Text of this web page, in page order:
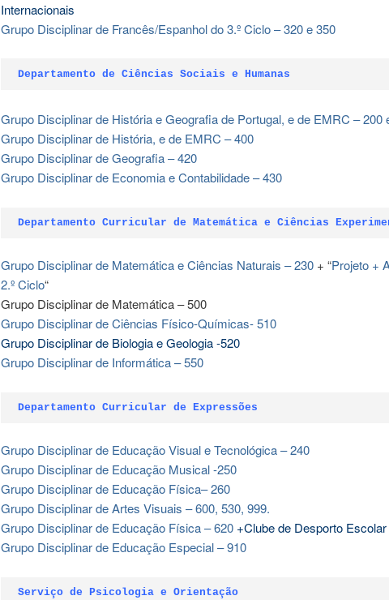
Internacionais
Grupo Disciplinar de Francês/Espanhol do 3.º Ciclo – 320 e 350
Departamento de Ciências Sociais e Humanas
Grupo Disciplinar de História e Geografia de Portugal, e de EMRC – 200
Grupo Disciplinar de História, e de EMRC – 400
Grupo Disciplinar de Geografia – 420
Grupo Disciplinar de Economia e Contabilidade – 430
Departamento Curricular de Matemática e Ciências
Grupo Disciplinar de Matemática e Ciências Naturais – 230 + “Projeto +
2.º Ciclo“
Grupo Disciplinar de Matemática – 500
Grupo Disciplinar de Ciências Físico-Químicas- 510
Grupo Disciplinar de Biologia e Geologia -520
Grupo Disciplinar de Informática – 550
Departamento Curricular de Expressões
Grupo Disciplinar de Educação Visual e Tecnológica – 240
Grupo Disciplinar de Educação Musical -250
Grupo Disciplinar de Educação Física– 260
Grupo Disciplinar de Artes Visuais – 600, 530, 999.
Grupo Disciplinar de Educação Física – 620 +Clube de Desporto Escolar
Grupo Disciplinar de Educação Especial – 910
Serviço de Psicologia e Orientação